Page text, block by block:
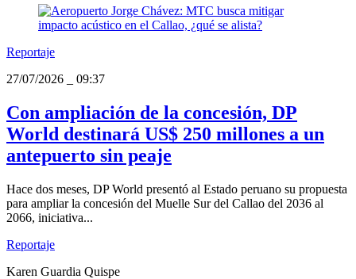
Reportaje
27/07/2026
09:37
Con ampliación de la concesión, DP
World destinará US$ 250 millones a un
antepuerto sin peaje
Hace dos meses, DP World presentó al Estado peruano su propuesta
para ampliar la concesión del Muelle Sur del Callao del 2036 al
2066, iniciativa...
Reportaje
Karen Guardia Quispe